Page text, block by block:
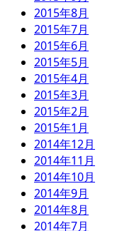
2015年8月
2015年7月
2015年6月
2015年5月
2015年4月
2015年3月
2015年2月
2015年1月
2014年12月
2014年11月
2014年10月
2014年9月
2014年8月
2014年7月